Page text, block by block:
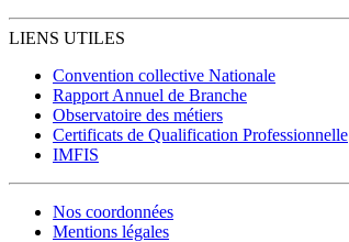
LIENS UTILES
Convention collective Nationale
Rapport Annuel de Branche
Observatoire des métiers
Certificats de Qualification Professionnelle
IMFIS
Nos coordonnées
Mentions légales